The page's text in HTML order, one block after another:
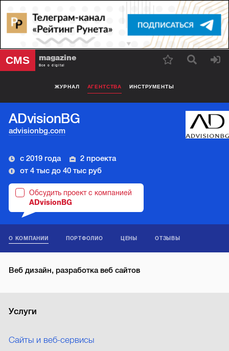
CMS magazine
Все о digital
ЖУРНАЛ АГЕНТСТВА ИНСТРУМЕНТЫ
ADvisionBG
advisionbg.com
с 2019 года
2 проекта
от 4 тыс до 40 тыс руб
Обсудить проект с компанией
ADvisionBG
О КОМПАНИИ ПОРТФОЛИО ЦЕНЫ ОТЗЫВЫ
Веб дизайн, разработка веб сайтов
Услуги
Сайты и веб-сервисы